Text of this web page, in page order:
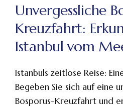
Unvergessliche
Kreuzfahrt:
Istanbul vom
Istanbuls zeitlose Reise:
Begeben Sie sich auf eine
Bosporus-Kreuzfahrt und